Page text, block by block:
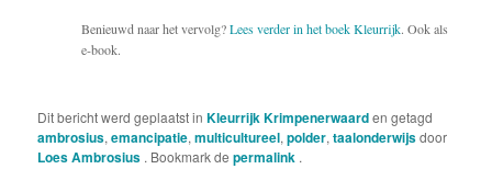
Benieuwd naar het vervolg?Lees verder in het boek Kleurrijk. Ook als
e-book.
Dit bericht werd geplaatst inKleurrijk Krimpenerwaarden getagd
ambrosius,emancipatie,multicultureel,polder,taalonderwijsdoor
Loes Ambrosius . Bookmark depermalink .